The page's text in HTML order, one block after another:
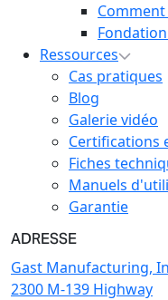
Fondation
Ressources
Cas pratiques
Blog
Galerie vidéo
Certifications
Fiches
Manuels
Garantie
ADRESSE
Gast Manufacturing,
2300 M-139 Highway